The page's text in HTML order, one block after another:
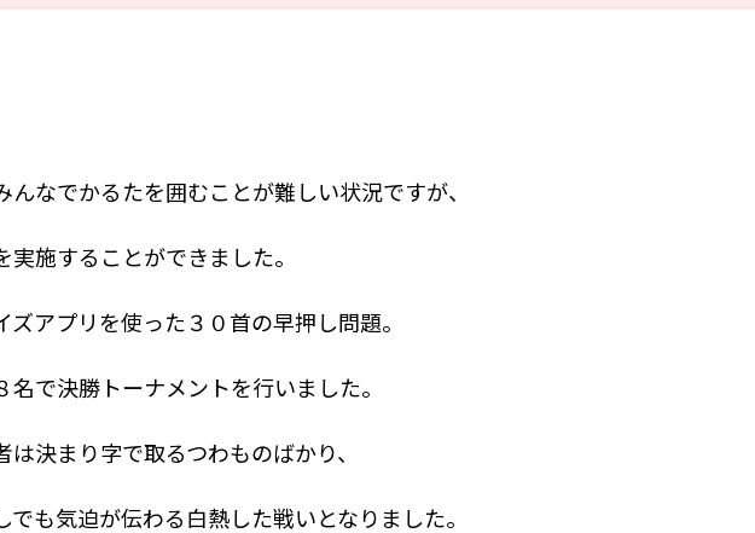
んなでかるたを囲むことが難しい状況ですが、
実施することができました。
ズアプリを使った３０首の早押し問題。
名で決勝トーナメントを行いました。
は決まり字で取るつわものばかり、
でも気迫が伝わる白熱した戦いとなりました。